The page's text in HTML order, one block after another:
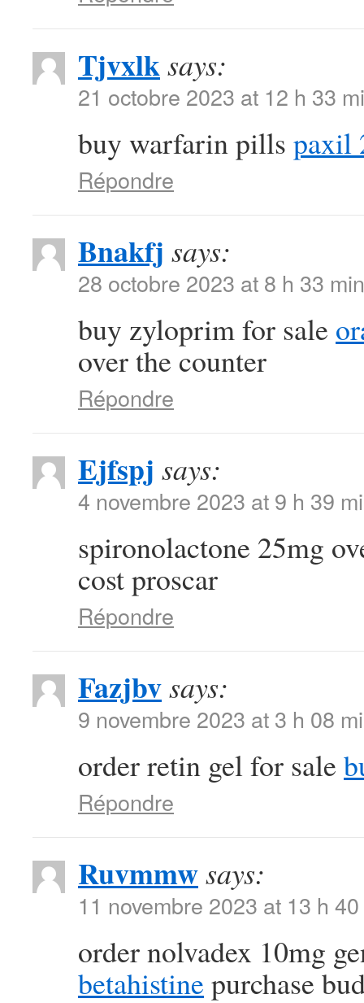
Tjvxlksays:
21 octobre 2023 at 12 h 33
buy warfarin pills paxil
Répondre
Bnakfj says:
28 octobre 2023 at 8 h 33 min
buy zyloprim for sale
over the counter
Répondre
Ejfspj says:
4 novembre 2023 at 9 h 39
spironolactone 25mg
cost proscar
Répondre
Fazjbvsays:
9 novembre 2023 at 3 h 08
order retin gel for sale
Répondre
Ruvmmwsays:
11 novembre 2023 at 13 h
order nolvadex 10mg
betahistine purchase